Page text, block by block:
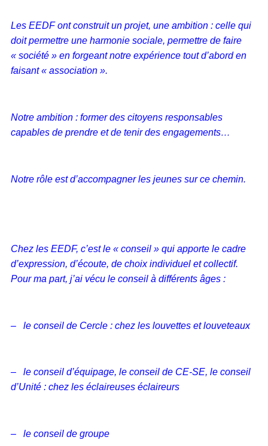
Les EEDF ont construit un projet, une ambition : celle qui
doit permettre une harmonie sociale, permettre de faire
« société » en forgeant notre expérience tout d’abord en
faisant « association ».
Notre ambition : former des citoyens responsables
capables de prendre et de tenir des engagements…
Notre rôle est d’accompagner les jeunes sur ce chemin.
Chez les EEDF, c’est le « conseil » qui apporte le cadre
d’expression, d’écoute, de choix individuel et collectif.
Pour ma part, j’ai vécu le conseil à différents âges :
– le conseil de Cercle : chez les louvettes et louveteaux
– le conseil d’équipage, le conseil de CE-SE, le conseil
d’Unité : chez les éclaireuses éclaireurs
– le conseil de groupe